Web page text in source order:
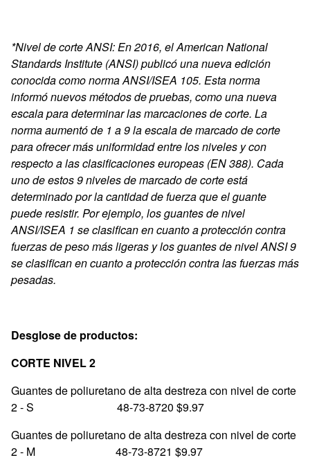
*Nivel de corte ANSI: En 2016, el American National
Standards Institute (ANSI) publicó una nueva edición
conocida como norma ANSI/ISEA 105. Esta norma
informó nuevos métodos de pruebas, como una nueva
escala para determinar las marcaciones de corte. La
norma aumentó de 1 a 9 la escala de marcado de corte
para ofrecer más uniformidad entre los niveles y con
respecto a las clasificaciones europeas (EN 388). Cada
uno de estos 9 niveles de marcado de corte está
determinado por la cantidad de fuerza que el guante
puede resistir. Por ejemplo, los guantes de nivel
ANSI/ISEA 1 se clasifican en cuanto a protección contra
fuerzas de peso más ligeras y los guantes de nivel ANSI 9
se clasifican en cuanto a protección contra las fuerzas más
pesadas.
Desglose de productos:
CORTE NIVEL 2
Guantes de poliuretano de alta destreza con nivel de corte
2 - S 48-73-8720 $9.97
Guantes de poliuretano de alta destreza con nivel de corte
2 - M 48-73-8721 $9.97